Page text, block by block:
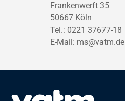
Frankenwerft 35
50667 Köln
Tel.: 0221 37677-18
E-Mail: ms@vatm.de